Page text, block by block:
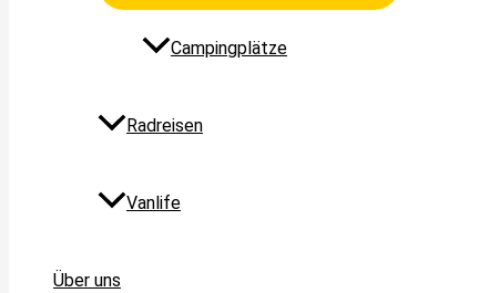
Campingplätze
Radreisen
Vanlife
Über uns